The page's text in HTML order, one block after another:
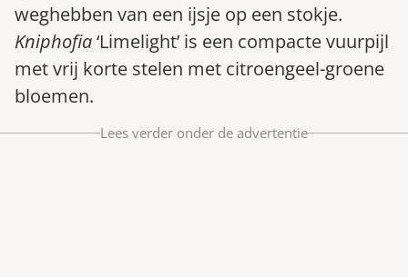
Gardeners’ World 08/2026
Bestel nu
weghebben van een ijsje op een stokje.
Kniphofia‘Limelight’ is een compacte vuurpijl
met vrij korte stelen met citroengeel-groene
bloemen.
Lees verder onder de advertentie